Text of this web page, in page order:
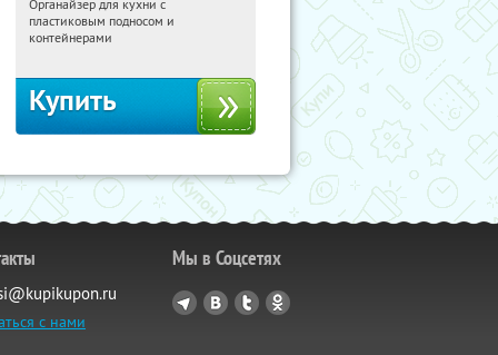
15:05:03 Получили:
Россия
Органайзер для кухни с
пластиковым подносом и
контейнерами
Купить
с нами
Мы в Соцсетях